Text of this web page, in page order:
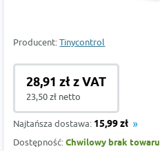
Producent:Tinycontrol
28,91 zł z VAT
23,50 zł netto
Najtańsza dostawa: 15,99 zł
Dostępność:Chwilowy brak towaru